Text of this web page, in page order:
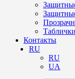
Таблички
Контакты
RU
RU
UA